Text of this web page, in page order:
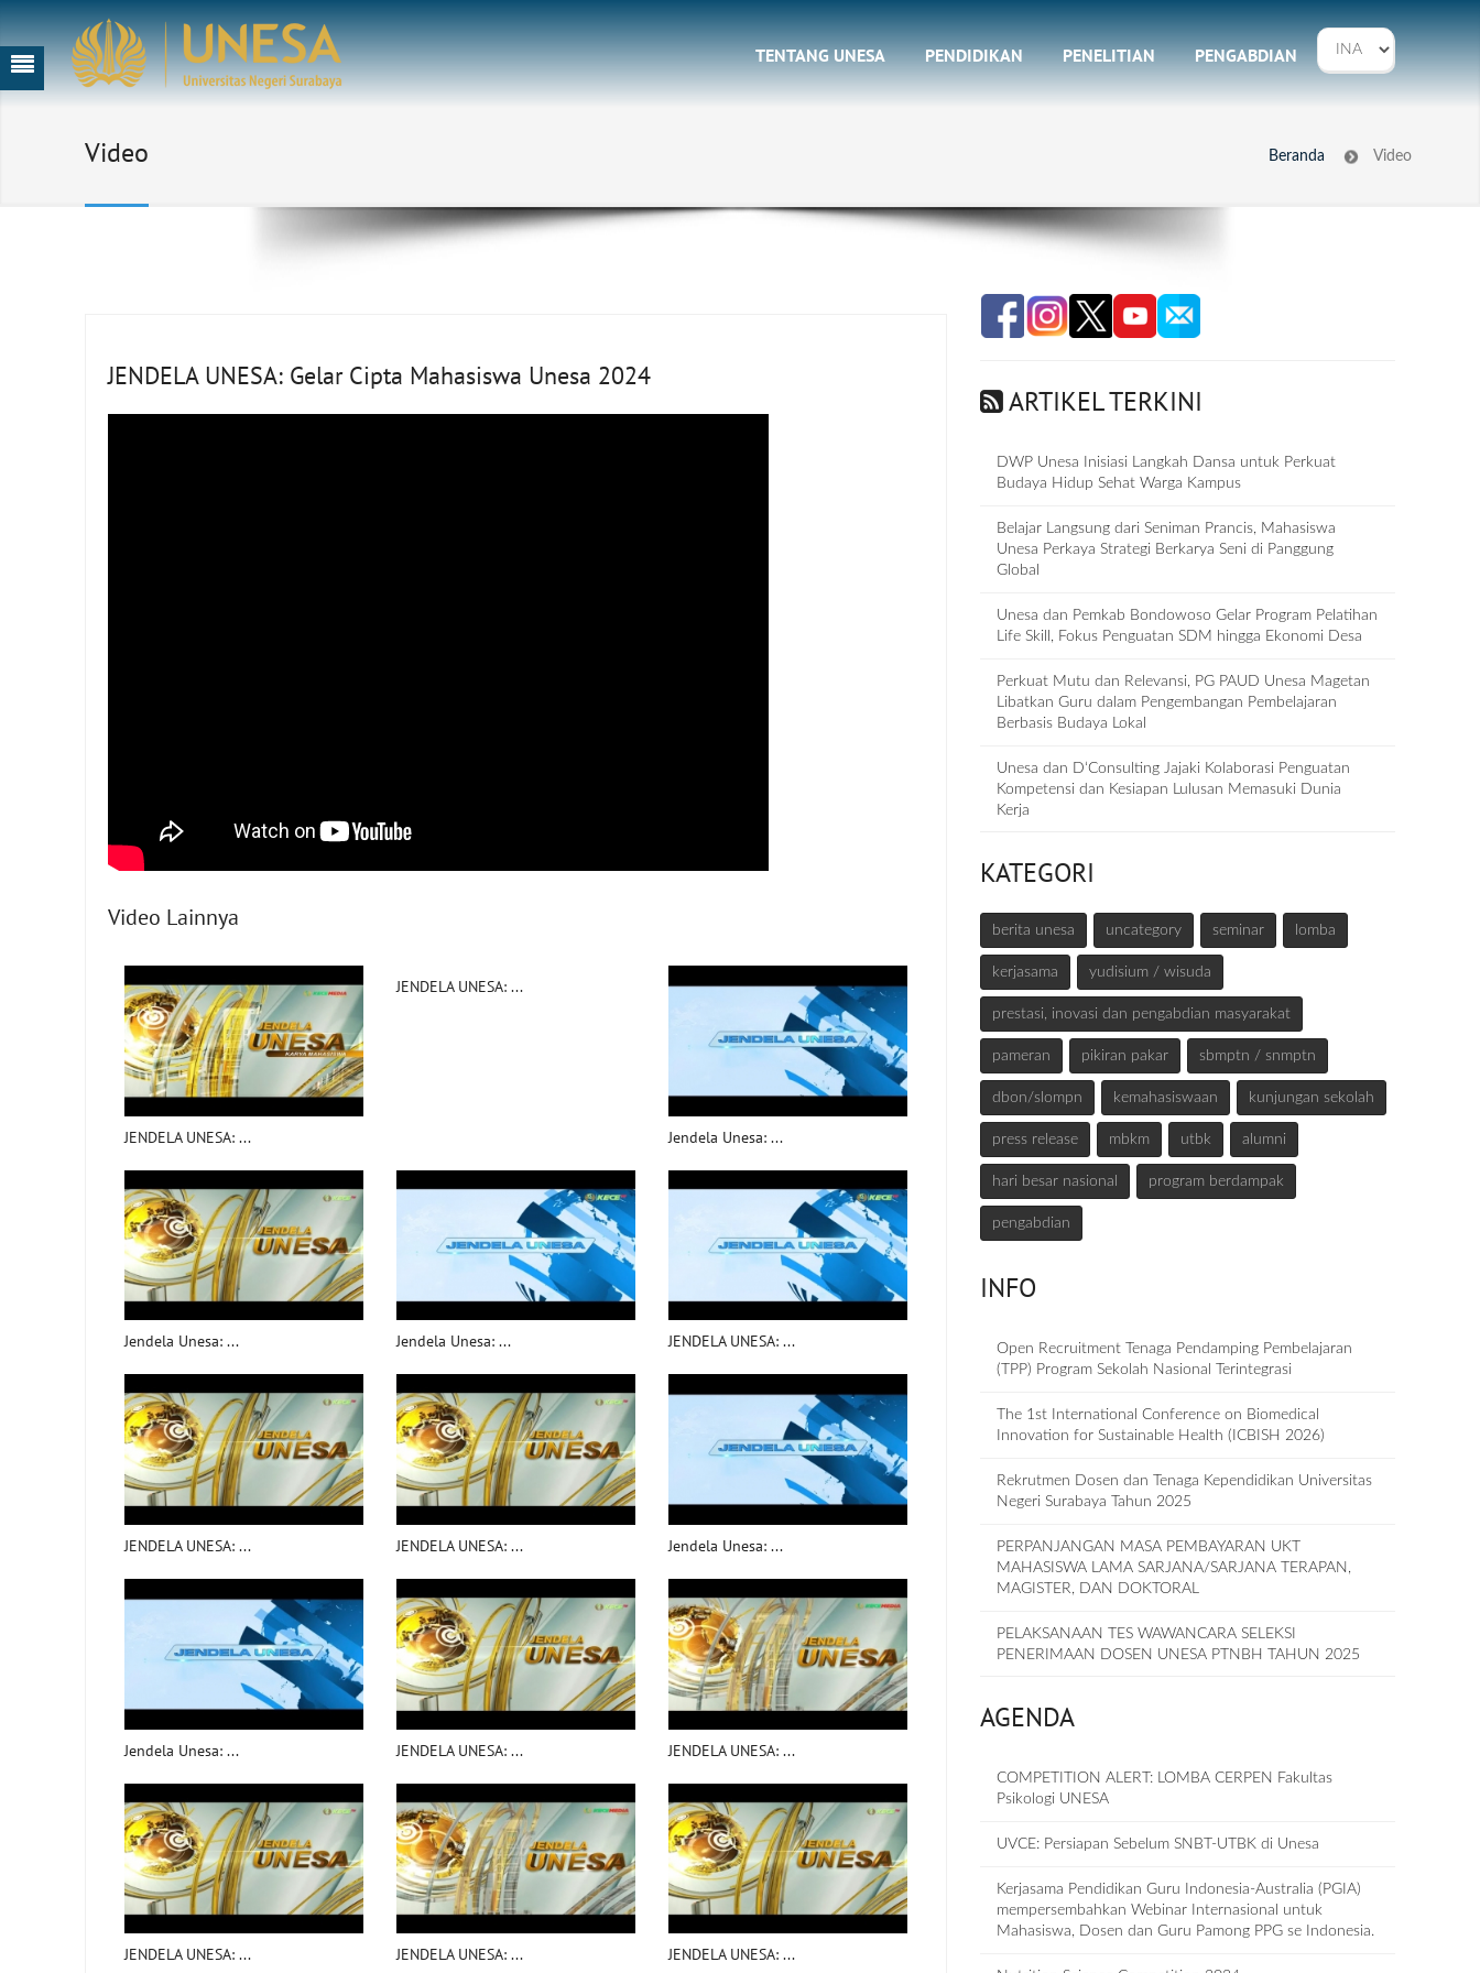
TENTANG UNESA PENDIDIKAN PENELITIAN PENGABDIAN
Video Beranda Video
JENDELA UNESA: Gelar Cipta Mahasiswa Unesa 2024
Video Lainnya
JENDELA UNESA: ...
JENDELA UNESA: ...
Jendela Unesa: ...
Jendela Unesa: ... Jendela Unesa: ... JENDELA UNESA: ...
JENDELA UNESA: ... JENDELA UNESA: ... Jendela Unesa: ...
Jendela Unesa: ... JENDELA UNESA: ... JENDELA UNESA: ...
JENDELA UNESA: ... JENDELA UNESA: ... JENDELA UNESA: ...
ARTIKEL TERKINI
DWP Unesa Inisiasi Langkah Dansa untuk Perkuat
Budaya Hidup Sehat Warga Kampus
Belajar Langsung dari Seniman Prancis, Mahasiswa
Unesa Perkaya Strategi Berkarya Seni di Panggung
Global
Unesa dan Pemkab Bondowoso Gelar Program Pelatihan
Life Skill, Fokus Penguatan SDM hingga Ekonomi Desa
Perkuat Mutu dan Relevansi, PG PAUD Unesa Magetan
Libatkan Guru dalam Pengembangan Pembelajaran
Berbasis Budaya Lokal
Unesa dan D‘Consulting Jajaki Kolaborasi Penguatan
Kompetensi dan Kesiapan Lulusan Memasuki Dunia
Kerja
KATEGORI
berita unesa uncategory seminar lomba
kerjasama yudisium / wisuda
prestasi, inovasi dan pengabdian masyarakat
pameran pikiran pakar sbmptn / snmptn
dbon/slompn kemahasiswaan kunjungan sekolah
press release mbkm utbk alumni
hari besar nasional program berdampak
pengabdian
INFO
Open Recruitment Tenaga Pendamping Pembelajaran
(TPP) Program Sekolah Nasional Terintegrasi
The 1st International Conference on Biomedical
Innovation for Sustainable Health (ICBISH 2026)
Rekrutmen Dosen dan Tenaga Kependidikan Universitas
Negeri Surabaya Tahun 2025
PERPANJANGAN MASA PEMBAYARAN UKT
MAHASISWA LAMA SARJANA/SARJANA TERAPAN,
MAGISTER, DAN DOKTORAL
PELAKSANAAN TES WAWANCARA SELEKSI
PENERIMAAN DOSEN UNESA PTNBH TAHUN 2025
AGENDA
COMPETITION ALERT: LOMBA CERPEN Fakultas
Psikologi UNESA
UVCE: Persiapan Sebelum SNBT-UTBK di Unesa
Kerjasama Pendidikan Guru Indonesia-Australia (PGIA)
mempersembahkan Webinar Internasional untuk
Mahasiswa, Dosen dan Guru Pamong PPG se Indonesia.